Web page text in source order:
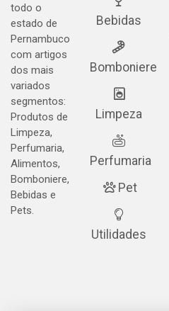
todo o
estado de
Pernambuco
com artigos
dos mais
variados
segmentos:
Produtos de
Limpeza,
Perfumaria,
Alimentos,
Bomboniere,
Bebidas e
Pets.
Bebidas
Bomboniere
Limpeza
Perfumaria
Pet
Utilidades